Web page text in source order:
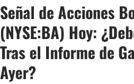
Análisis Fundamental de Boeing
Análisis Técnico de Boeing
Mi Operación de Venta Corta de Acciones
Señal de Acciones
(NYSE:BA) Hoy:
Tras el Informe de
Ayer?